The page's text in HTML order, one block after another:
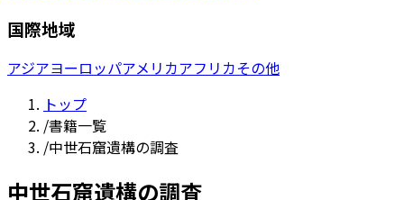
国際地域
アジアヨーロッパアメリカアフリカその他
トップ
/書籍一覧
/中世石窟遺構の調査
中世石窟遺構の調査